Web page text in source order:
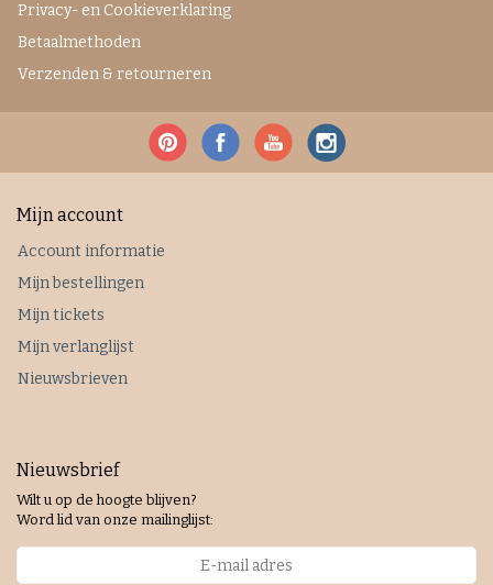
Privacy- en Cookieverklaring
Betaalmethoden
Verzenden & retourneren
Mijn account
Account informatie
Mijn bestellingen
Mijn tickets
Mijn verlanglijst
Nieuwsbrieven
Nieuwsbrief
Wilt u op de hoogte blijven?
Word lid van onze mailinglijst: